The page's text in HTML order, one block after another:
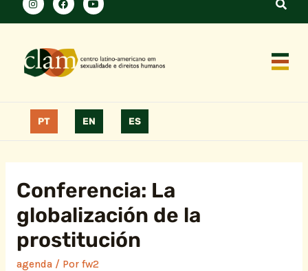
PT EN ES
Conferencia: La
globalización de la
prostitución
agenda/ Por fw2